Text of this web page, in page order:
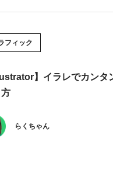
フィック
】イラレでカンタ
らくちゃん